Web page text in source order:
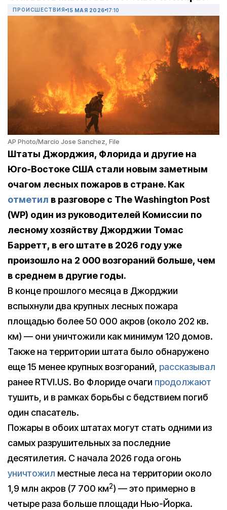
ПРОИСШЕСТВИЯ 15 МАЯ 2026 17:10
AP Photo/Marcio Jose Sanchez, File
Штаты Джорджия, Флорида и другие на
Юго-Востоке США стали новым заметным
очагом лесных пожаров в стране. Как
отметил в разговоре с The Washington Post
(WP) один из руководителей Комиссии по
лесному хозяйству Джорджии Томас
Барретт, в его штате в 2026 году уже
произошло на 2 000 возгораний больше, чем
в среднем в другие годы.
В конце прошлого месяца в Джорджии
вспыхнули два крупных лесных пожара
площадью более 50 000 акров (около 202 кв.
км) — они уничтожили как минимум 120 домов.
Также на территории штата было обнаружено
еще 15 менее крупных возгораний, рассказывал
ранее RTVI.US. Во Флориде очаги продолжают
тушить, и в рамках борьбы с бедствием погиб
один спасатель.
Пожары в обоих штатах могут стать одними из
самых разрушительных за последние
десятилетия. С начала 2026 года огонь
уничтожил местные леса на территории около
1,9 млн акров (7 700 км2) — это примерно в
четыре раза больше площади Нью-Йорка.